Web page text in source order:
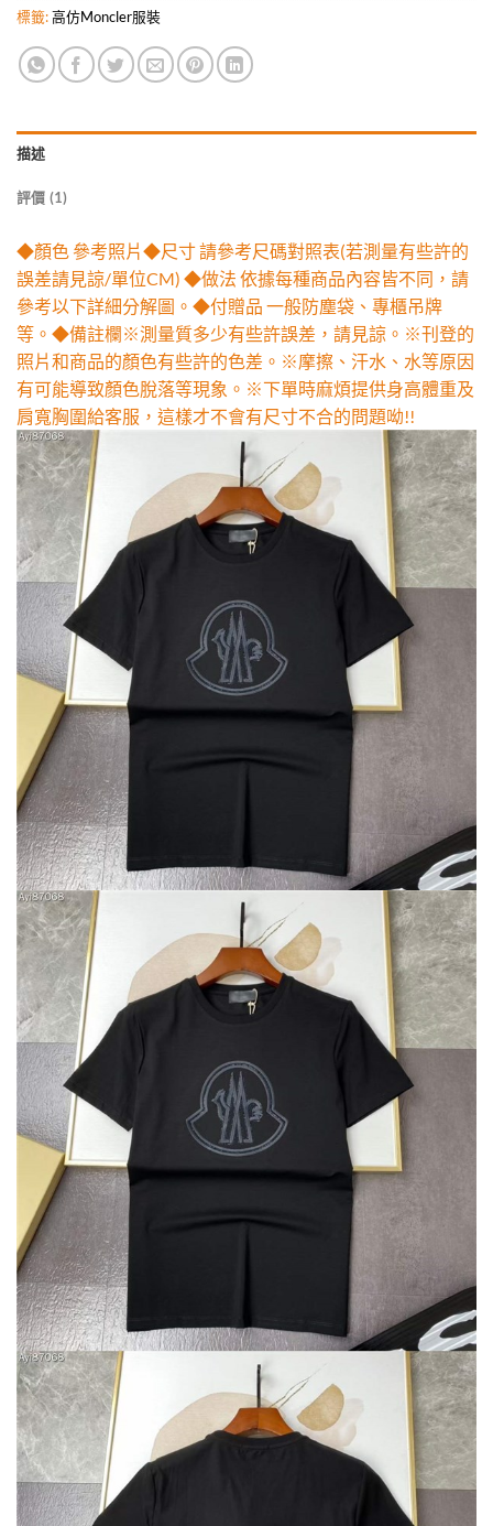
標籤:高仿Moncler服裝
描述
評價 (1)
◆顏色 參考照片◆尺寸 請參考尺碼對照表(若測量有些許的
誤差請見諒/單位CM) ◆做法 依據每種商品內容皆不同，請
參考以下詳細分解圖。◆付贈品 一般防塵袋、專櫃吊牌
等。◆備註欄※測量質多少有些許誤差，請見諒。※刊登的
照片和商品的顏色有些許的色差。※摩擦、汗水、水等原因
有可能導致顏色脫落等現象。※下單時麻煩提供身高體重及
肩寬胸圍給客服，這樣才不會有尺寸不合的問題呦!!